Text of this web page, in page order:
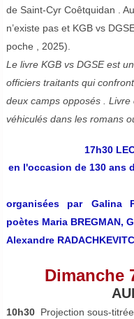
de Saint-Cyr Coêtquidan .
n’existe pas et KGB vs
poche , 2025).
Le livre KGB vs DGSE est
officiers traitants qui
deux camps opposés .
véhiculés dans les romans
17h30
en l'occasion de 130 ans
organisées par
Galina
poètes Maria BREGMAN,
Alexandre
Dimanche
10h30 Projection sous-